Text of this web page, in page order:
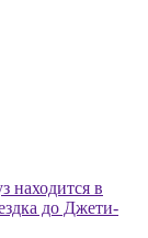
находится в
до Джети-